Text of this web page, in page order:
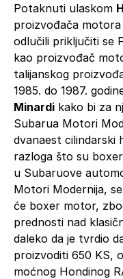
Potaknuti ulaskom
proizvođača
odlučili priključiti se
kao proizvođač
talijanskog
1985. do 1987.
Minardi kako bi za
Subarua Motori
dvanaest
razloga što su
u Subaruove
Motori Modernija,
će boxer motor,
prednosti nad
daleko da je tvrdio
proizvoditi 650 KS,
moćnog Hondinog